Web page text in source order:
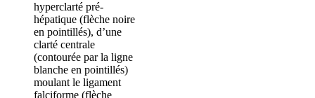
hyperclarté pré-
hépatique (flèche noire
en pointillés), d’une
clarté centrale
(contourée par la ligne
blanche en pointillés)
moulant le ligament
falciforme (flèche